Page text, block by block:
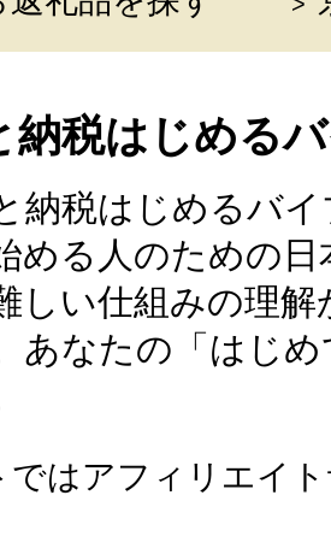
納税はじめる
納税はじめるバ
める人のための
しい仕組みの理
あなたの「はじ
はアフィリエイ